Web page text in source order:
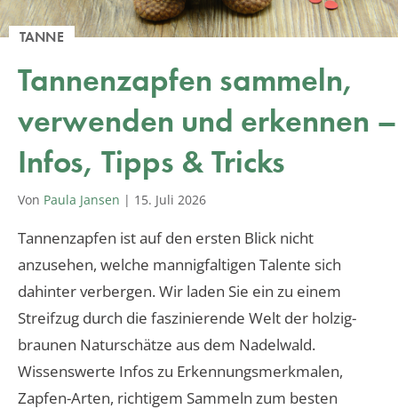
TANNE
Tannenzapfen sammeln,
verwenden und erkennen –
Infos, Tipps & Tricks
Von Paula Jansen | 15. Juli 2026
Tannenzapfen ist auf den ersten Blick nicht
anzusehen, welche mannigfaltigen Talente sich
dahinter verbergen. Wir laden Sie ein zu einem
Streifzug durch die faszinierende Welt der holzig-
braunen Naturschätze aus dem Nadelwald.
Wissenswerte Infos zu Erkennungsmerkmalen,
Zapfen-Arten, richtigem Sammeln zum besten